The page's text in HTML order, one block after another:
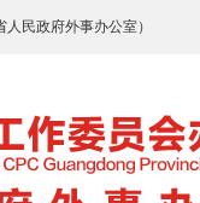
民政府外事办公室）